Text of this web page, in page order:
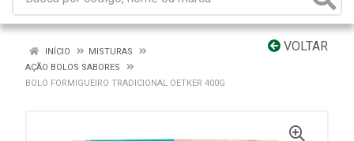
VOLTAR
INÍCIO
MISTURAS
AÇÃO BOLOS SABORES
BOLO FORMIGUEIRO TRADICIONAL OETKER 400G